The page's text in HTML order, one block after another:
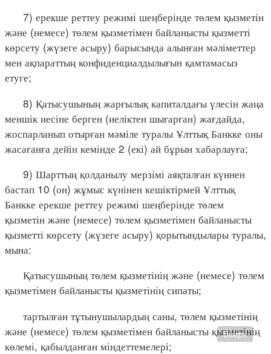
7) ерекше реттеу режимі шеңберінде төлем қызметін
және (немесе) төлем қызметімен байланысты қызметті
көрсету (жүзеге асыру) барысында алынған мәліметтер
мен ақпараттың конфиденциалдылығын қамтамасыз
етуге;
8) Қатысушының жарғылық капиталдағы үлесін жаңа
меншік иесіне берген (иеліктен шығарған) жағдайда,
жоспарланып отырған мәміле туралы Ұлттық Банкке оны
жасағанға дейін кемінде 2 (екі) ай бұрын хабарлауға;
9) Шарттың қолданылу мерзімі аяқталған күннен
бастап 10 (он) жұмыс күнінен кешіктірмей Ұлттық
Банкке ерекше реттеу режимі шеңберінде төлем
қызметін және (немесе) төлем қызметімен байланысты
қызметті көрсету (жүзеге асыру) қорытындылары туралы,
мына:
Қатысушының төлем қызметінің және (немесе) төлем
қызметімен байланысты қызметінің сипаты;
тартылған тұтынушылардың саны, төлем қызметінің
және (немесе) төлем қызметімен байланысты қызметінің
көлемі, қабылданған міндеттемелері;
Вверх